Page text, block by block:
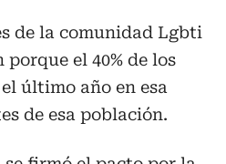
de la comunidad Lgbti
el 40% de los
último año en esa
de esa población.